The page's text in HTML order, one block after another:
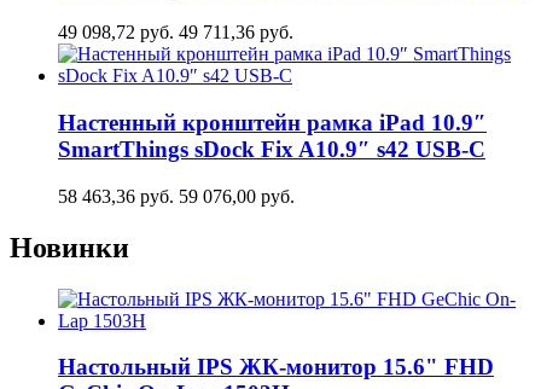
49 098,72 руб. 49 711,36 руб.
Настенный кронштейн рамка iPad 10.9″
SmartThings sDock Fix A10.9″ s42 USB-C
58 463,36 руб. 59 076,00 руб.
Новинки
Настольный IPS ЖК-монитор 15.6" FHD